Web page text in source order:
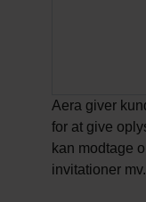
Aera giver
for at give
kan modtage
invitationer mv.